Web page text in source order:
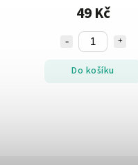
49 Kč
Do košíku